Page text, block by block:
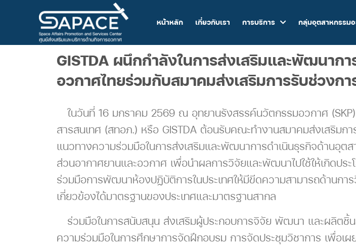
หน้าหลัก เกี่ยวกับเรา การบริการ กลุ่มอุตสาหกรรมอ
GISTDA ผนึกกำลังในการส่งเสริมและพัฒนาก
อวกาศไทยร่วมกับสมาคมส่งเสริมการรับช่วงก
ในวันที่ 16 มกราคม 2569 ณ อุทยานรังสรรค์นวัตกรรมอวกาศ
สารสนเทศ (สทอภ.) หรือ GISTDA ต้อนรับคณะทำงานสมาคมส่งเสริมก
แนวทางความร่วมมือในการส่งเสริมและพัฒนาการดำเนินธุรกิจด้านอุ
ส่วนอากาศยานและอวกาศ เพื่อนำผลการวิจัยและพัฒนาไปใช้ให้เกิดป
ร่วมมือการพัฒนาห้องปฏิบัติการในประเทศให้มีขีดความสามารถด้านก
เกี่ยวข้องได้มาตรฐานของประเทศและมาตรฐานสากล
ร่วมมือในการสนับสนุน ส่งเสริมผู้ประกอบการจิจัย พัฒนา และผลิตชิ้
ความร่วมมือในการศึกษาการจัดฝึกอบรม การจัดประชุมวิชาการ เพื่อเ